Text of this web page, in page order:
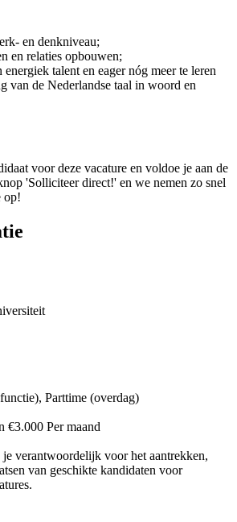
en denkniveau;
en relaties opbouwen;
energiek talent en eager nóg meer te leren
van de Nederlandse taal in woord en
voor deze vacature en voldoe je aan de
'Solliciteer direct!' en we nemen zo snel
op!
Parttime (overdag)
€3.000 Per maand
verantwoordelijk voor het aantrekken,
van geschikte kandidaten voor